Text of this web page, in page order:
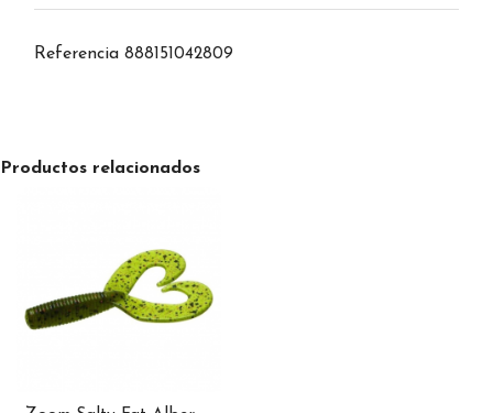
Referencia 888151042809
Productos relacionados